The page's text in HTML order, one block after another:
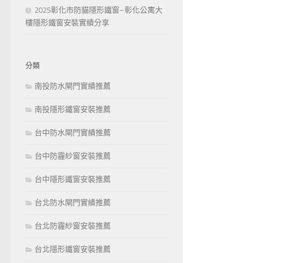
2025彰化市防貓隱形鐵窗–彰化公寓大
樓隱形鐵窗安裝實績分享
分類
南投防水閘門實績推薦
南投隱形鐵窗安裝推薦
台中防水閘門實績推薦
台中防霾紗窗安裝推薦
台中隱形鐵窗安裝推薦
台北防水閘門實績推薦
台北防霾紗窗安裝推薦
台北隱形鐵窗安裝推薦